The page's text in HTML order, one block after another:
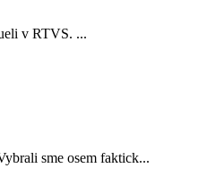
v RTVS. ...
sme osem faktick...